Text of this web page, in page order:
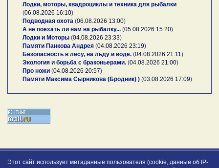
Лодки, моторы, квадроциклы и техника для рыбалки
(06.08.2026 16:10)
Подводная охота (06.08.2026 13:00)
А не поехать ли нам на рыбалку... (05.08.2026 15:20)
Лодки и Моторы (04.08.2026 23:33)
Памяти Панкова Андрея (04.08.2026 23:19)
Безопасность в лесу, на льду и воде. (04.08.2026 21:11 )
Экология и борьба с браконьерами. (04.08.2026 21:00)
Про ножи (04.08.2026 20:57)
Памяти Максима Сырникова (Бродник) ) (03.08.2026 17:09)
Этот сайт использует метаданные пользователя (cookie, данные об IP-